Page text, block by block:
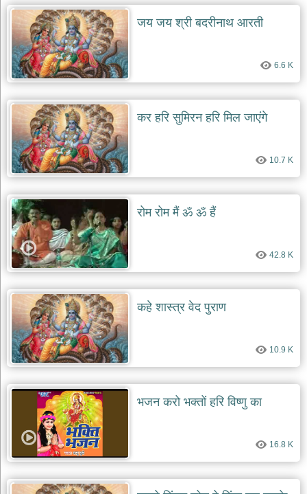
जय जय श्री बदरीनाथ आरती
6.6 K
कर हरि सुमिरन हरि मिल जाएंगे
10.7 K
रोम रोम मैं ॐ ॐ हैं
42.8 K
कहे शास्त्र वेद पुराण
10.9 K
भजन करो भक्तों हरि विष्णु का
16.8 K